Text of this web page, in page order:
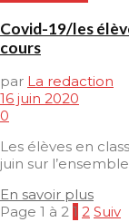
Covid-19/les
cours
par La redaction
16 juin 2020
0
Les élèves en
juin sur
En savoir plus
Page 1 à 2 1 2 Suiv